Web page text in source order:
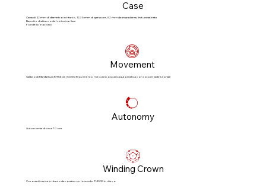
Case
Cassa di 42 mm di diametro in titanio, 12,75 mm di spessore, 52 mm da ansa ad ansa, finitura satinata
Barrette di attacco del cinturino fisse
Fondello in acciaio
Movement
Calibro di Manifattura MT5602 (COSC) Movimento meccanico a carica automatica con rotore bidirezionale
Autonomy
Autonomia di circa 70 ore
Winding Crown
Corona di carica in titanio decorata con lo scudo TUDOR in rilievo